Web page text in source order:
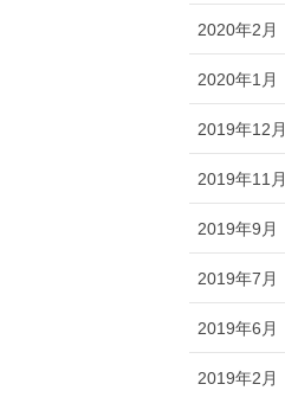
2020年2月
2020年1月
2019年12月
2019年11月
2019年9月
2019年7月
2019年6月
2019年2月